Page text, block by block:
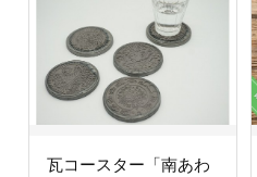
瓦コースター「南あわ